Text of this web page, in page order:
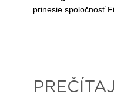
prinesie spoločnosť